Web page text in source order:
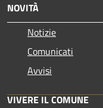
NOVITÀ
Notizie
Comunicati
Avvisi
VIVERE IL COMUNE